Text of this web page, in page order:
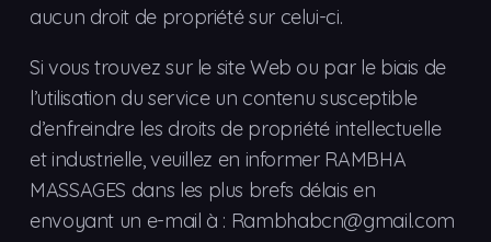
aucun droit de propriété sur celui-ci.
Si vous trouvez sur le site Web ou par le biais de
l’utilisation du service un contenu susceptible
d’enfreindre les droits de propriété intellectuelle
et industrielle, veuillez en informer RAMBHA
MASSAGES dans les plus brefs délais en
envoyant un e-mail à : Rambhabcn@gmail.com